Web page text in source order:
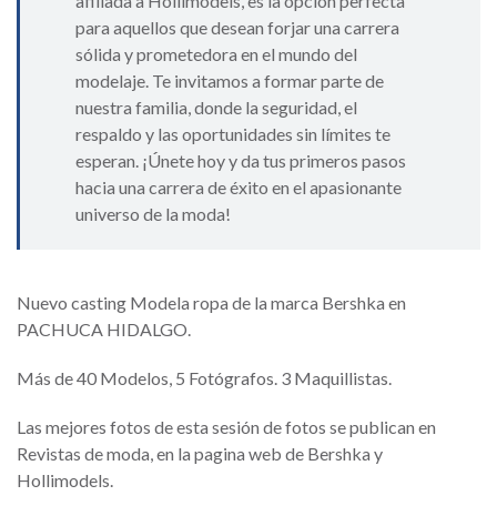
para aquellos que desean forjar una carrera
sólida y prometedora en el mundo del
modelaje. Te invitamos a formar parte de
nuestra familia, donde la seguridad, el
respaldo y las oportunidades sin límites te
esperan. ¡Únete hoy y da tus primeros pasos
hacia una carrera de éxito en el apasionante
universo de la moda!
Nuevo casting Modela ropa de la marca Bershka en
PACHUCA HIDALGO.
Más de 40 Modelos, 5 Fotógrafos. 3 Maquillistas.
Las mejores fotos de esta sesión de fotos se publican en
Revistas de moda, en la pagina web de Bershka y
Hollimodels.